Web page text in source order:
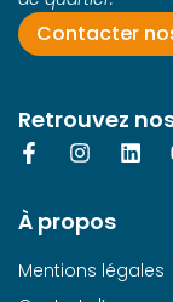
Retrouvez
À propos
Mentions légales
Contacter